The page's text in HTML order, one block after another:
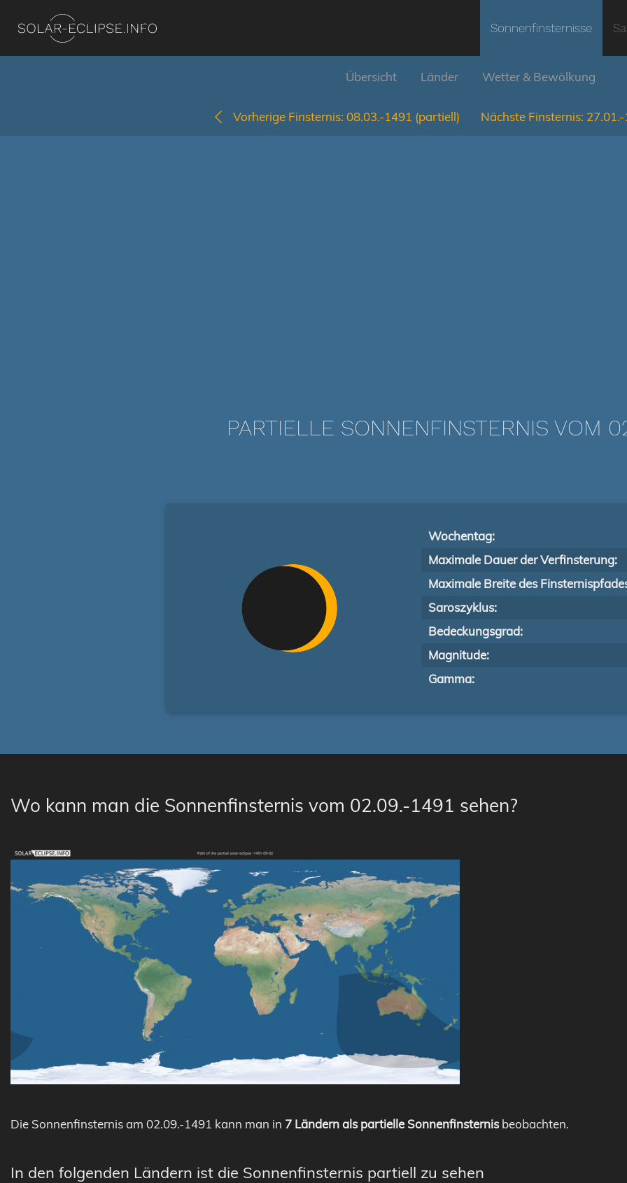
Sonnenfinsternisse
Übersicht Länder Wetter & Bewölkung
Vorherige Finsternis: 08.03.-1491 (partiell) Nächste Finsternis:
PARTIELLE SONNENFINSTERNIS VOM
Wochentag:
Maximale Dauer der Verfinsterung:
Maximale Breite des
Saroszyklus:
Bedeckungsgrad:
Magnitude:
Gamma:
Wo kann man die Sonnenfinsternis vom 02.09.-1491 sehen?
Die Sonnenfinsternis am 02.09.-1491 kann man in 7 Ländern als partielle Sonnenfinsternisbeobachten.
In den folgenden Ländern ist die Sonnenfinsternis partiell zu sehen